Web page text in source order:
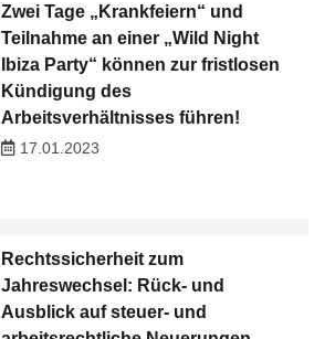
Zwei Tage „Krankfeiern“ und
Teilnahme an einer „Wild Night
Ibiza Party“ können zur fristlosen
Kündigung des
Arbeitsverhältnisses führen!
17.01.2023
Rechtssicherheit zum
Jahreswechsel: Rück- und
Ausblick auf steuer- und